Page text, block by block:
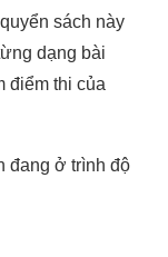
sách này
dạng bài
điểm thi của
đang ở trình độ